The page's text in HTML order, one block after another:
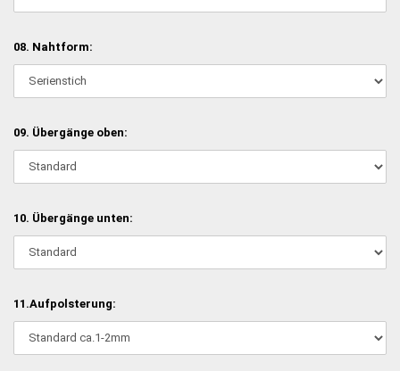
08. Nahtform:
09. Übergänge oben:
10. Übergänge unten:
11.Aufpolsterung: